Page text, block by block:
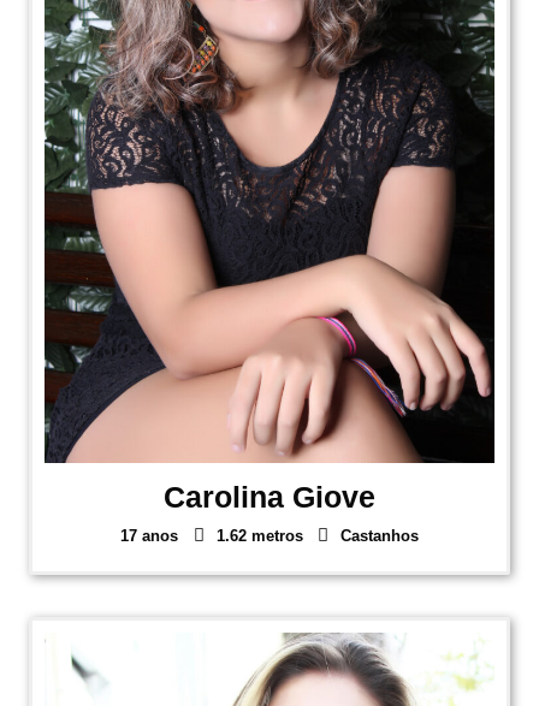
Carolina Giove
17 anos 1.62 metros Castanhos